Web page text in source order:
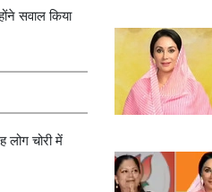
सवाल किया
चोरी में